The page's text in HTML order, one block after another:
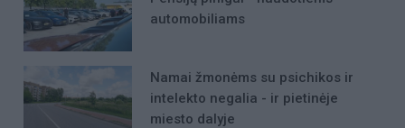
automobiliams
Namai žmonėms su psichikos ir
intelekto negalia - ir pietinėje
miesto dalyje